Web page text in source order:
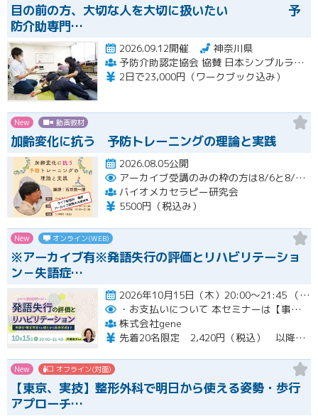
目の前の方、大切な人を大切に扱いたい 予
防介助専門…
2026.09.12開催
神奈川県
予防介助認定協会 協賛 日本シンプルラーニング協会 楽な動きの学習会
2日で23,000円（ワークブック込み）
New 動画教材
加齢変化に抗う 予防トレーニングの理論と実践
2026.08.05公開
アーカイブ受講のみの枠の方は8/6と8/20におこなわれる配信終了後に視聴URLをお送りします。
バイオメカセラピー研究会
5500円（税込み）
New オンライン(WEB)
※アーカイブ有※発語失行の評価とリハビリテーショ
ン－失語症…
2026年10月15日（木）20:00～21:45 （受付開始時間 19:45）開催
・お支払いについて 本セミナーは【事前支払い（クレジットカード・銀行振込）】です。
株式会社gene
先着20名限定 2,420円（税込） 以降3,000円（税込） ※お支払い方法：クレジットカード・銀行振込 【キャンセルについて】 決済後はいかなる理由でも返金はいたしませんのでご了承ください。 受講料をお支払いいただいた方には、後日アーカイブの視聴URLをお送りいたします。
New オフライン(対面)
【東京、実技】整形外科で明日から使える姿勢・歩行
アプローチ…